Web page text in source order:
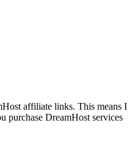
affiliate links. This means I
purchase DreamHost services